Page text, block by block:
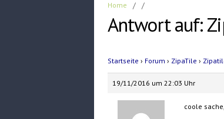
Home / /
Antwort auf:
Startseite › Forum › ZipaTile ›
19/11/2016 um 22:03 Uhr
coole